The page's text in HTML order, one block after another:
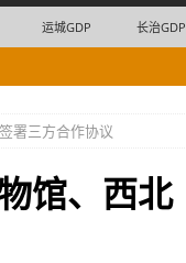
运城GDP 长治GDP
署三方合作协议
馆、西北